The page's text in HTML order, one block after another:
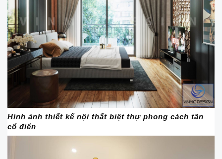
Hình ảnh thiết kế nội thất biệt thự phong cách tân
cổ điển